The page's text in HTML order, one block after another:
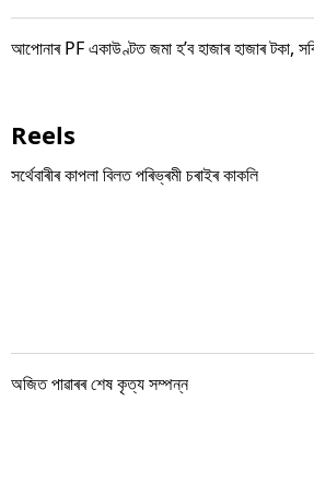
আপোনাৰ PF একাউণ্টত জমা হ’ব হাজাৰ হাজাৰ টকা,
Reels
সৰ্থেবাৰীৰ কাপলা বিলত পৰিভ্ৰমী চৰাইৰ কাকলি
অজিত পাৱাৰৰ শেষ কৃত্য সম্পন্ন